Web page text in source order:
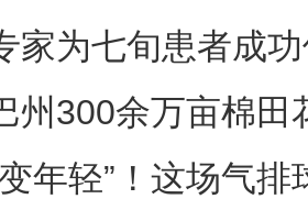
家为七旬患者成
州300余万亩棉田
年轻”！这场气